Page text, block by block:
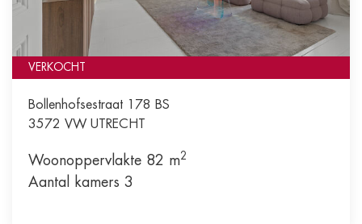
VERKOCHT
Bollenhofsestraat 178 BS
3572 VW UTRECHT
Woonoppervlakte 82 m2
Aantal kamers 3